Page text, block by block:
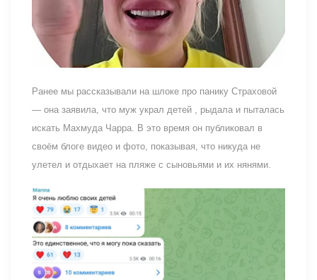
Ранее мы рассказывали на шлоке про панику Страховой
— она заявила, что муж украл детей , рыдала и пыталась
искать Махмуда Чарра. В это время он публиковал в
своём блоге видео и фото, показывая, что никуда не
улетел и отдыхает на пляже с сыновьями и их нянями.